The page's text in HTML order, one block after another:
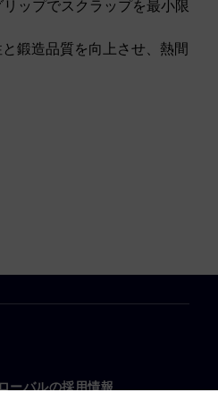
ップでスクラップを最小限
鍛造品質を向上させ、熱間
ーバルの採用情報